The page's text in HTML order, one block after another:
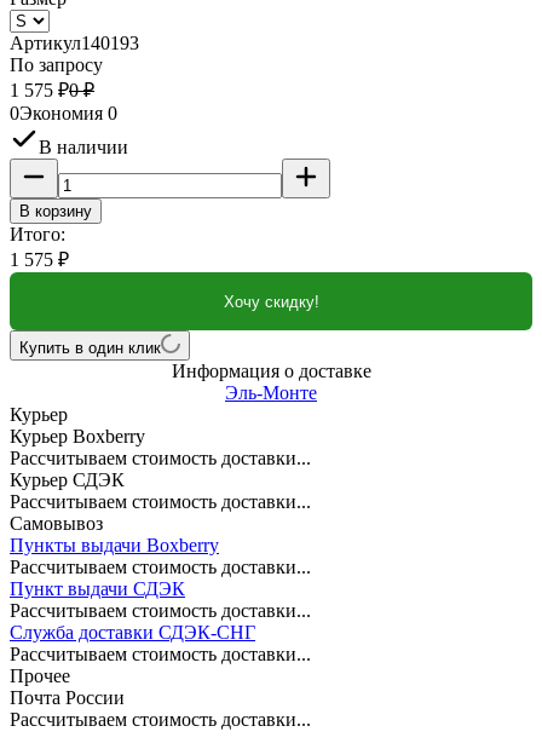
Артикул140193
По запросу
1 575 ₽0 ₽
0Экономия 0
В наличии
В корзину
Итого:
1 575 ₽
Хочу скидку!
Купить в один клик
Информация о доставке
Эль-Монте
Курьер
Курьер Boxberry
Рассчитываем стоимость доставки...
Курьер СДЭК
Рассчитываем стоимость доставки...
Самовывоз
Пункты выдачи Boxberry
Рассчитываем стоимость доставки...
Пункт выдачи СДЭК
Рассчитываем стоимость доставки...
Служба доставки СДЭК-СНГ
Рассчитываем стоимость доставки...
Прочее
Почта России
Рассчитываем стоимость доставки...